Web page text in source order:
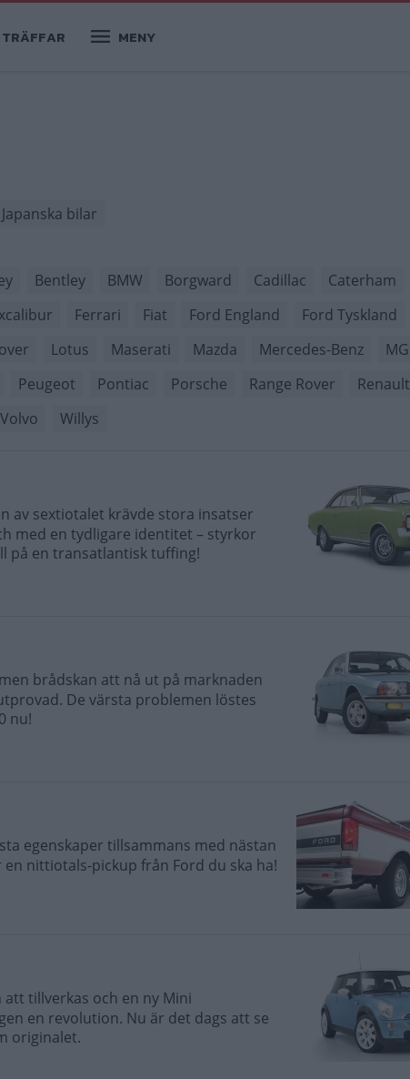
TRÄFFAR MENY
Japanska bilar
Bentley BMW Borgward Cadillac
Caterham
Ferrari Fiat Ford England
Ford Tyskland
Lotus Maserati Mazda Mercedes-Benz MG
Peugeot Pontiac Porsche Range Rover
Renault
Volvo Willys
av sextiotalet krävde stora insatser
med en tydligare identitet – styrkor
på en transatlantisk tuffing!
brådskan att nå ut på marknaden
De värsta problemen löstes
nu!
egenskaper tillsammans med nästan
nittiotals-pickup från Ford du ska ha!
tillverkas och en ny Mini
en revolution. Nu är det dags att se
originalet.